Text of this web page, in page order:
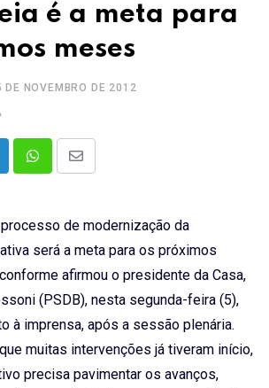
é a meta para
meses
DE NOVEMBRO DE 2012
WhatsappShare
Email
de modernização da
será a meta para os próximos
afirmou o presidente da Casa,
(PSDB), nesta segunda-feira (5),
à imprensa, após a sessão plenária.
muitas intervenções já tiveram início,
precisa pavimentar os avanços,